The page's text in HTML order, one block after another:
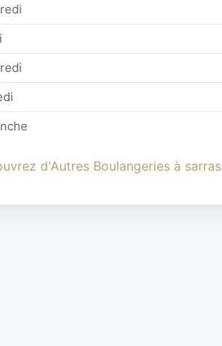
d'Autres Boulangeries à sarras